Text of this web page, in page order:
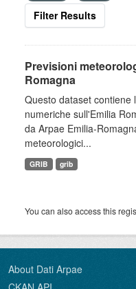
Filter Results
Previsioni
Romagna
Questo dataset contiene
numeriche sull'Emilia
da Arpae Emilia-
meteorologici...
GRIB grib
You can also access this
About Dati Arpae